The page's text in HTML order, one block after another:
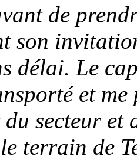
de
son
délai. Le
et
secteur et
terrain de